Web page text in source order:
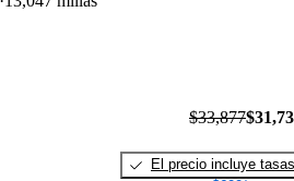
$33,877
El precio incluye tasas